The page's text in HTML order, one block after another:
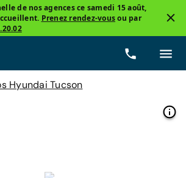
de nos agences ce samedi 15 août,
Prenez rendez-vousou par
Hyundai Tucson